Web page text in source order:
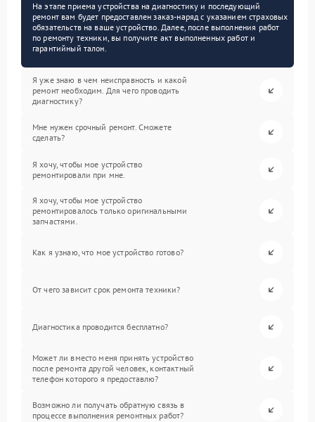
На этапе приема устройства на диагностику и последующий
ремонт вам будет предоставлен заказ-наряд с указанием страховых
обязательств на ваше устройство. Далее, после выполнения работ
по ремонту техники, вы получите акт выполненных работ и
гарантийный талон.
Я уже знаю в чем неисправность и какой
ремонт необходим. Для чего проводить
диагностику?
Мне нужен срочный ремонт. Сможете
сделать?
Я хочу, чтобы мое устройство
ремонтировали при мне.
Я хочу, чтобы мое устройство
ремонтировалось только оригинальными
запчастями.
Как я узнаю, что мое устройство готово?
От чего зависит срок ремонта техники?
Диагностика проводится бесплатно?
Может ли вместо меня принять устройство
после ремонта другой человек, контактный
телефон которого я предоставлю?
Возможно ли получать обратную связь в
процессе выполнения ремонтных работ?